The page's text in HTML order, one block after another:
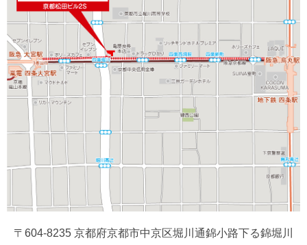
〒604-8235 京都府京都市中京区堀川通錦小路下る錦堀川